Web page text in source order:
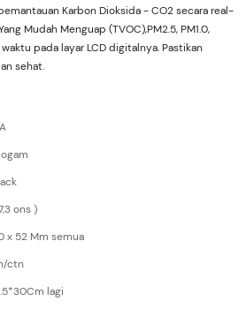
Karbon Dioksida - CO2 secara real-
Mudah Menguap (TVOC),PM2.5, PM1.0,
pada layar LCD digitalnya. Pastikan
sehat.
ons )
x 52 Mm semua
ctn
lagi